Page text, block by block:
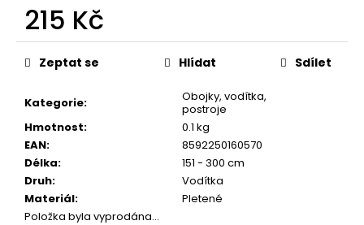
215 Kč
Měrná
cena:
Kategorie:
Obojky, vodítka,
postroje
Hmotnost:
0.1 kg
EAN:
8592250160570
Délka:
151 - 300 cm
Druh:
Vodítka
Materiál:
Pletené
Položka byla vyprodána…
Zeptat se Hlídat Sdílet
D
o
p
o
u
č
u
e
m
e